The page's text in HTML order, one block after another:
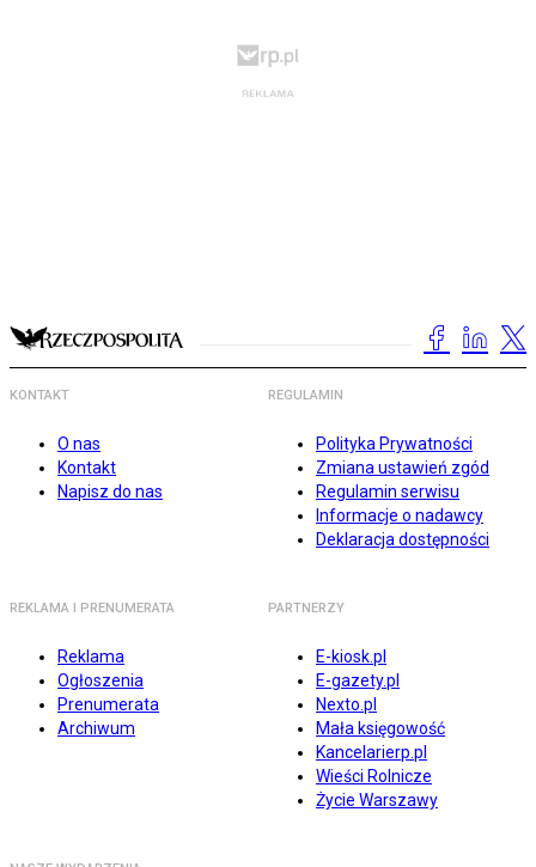
KONTAKT
O nas
Kontakt
Napisz do nas
REGULAMIN
Polityka Prywatności
Zmiana ustawień zgód
Regulamin serwisu
Informacje o nadawcy
Deklaracja dostępności
REKLAMA I PRENUMERATA
Reklama
Ogłoszenia
Prenumerata
Archiwum
PARTNERZY
E-kiosk.pl
E-gazety.pl
Nexto.pl
Mała księgowość
Kancelarierp.pl
Wieści Rolnicze
Życie Warszawy